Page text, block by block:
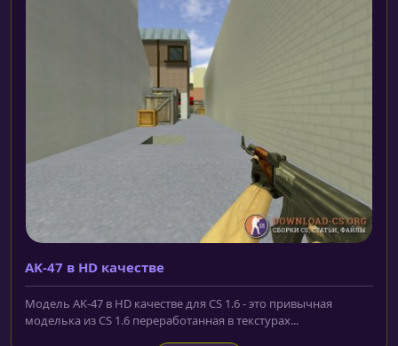
AK-47 в HD качестве
Модель AK-47 в HD качестве для CS 1.6 - это привычная
моделька из CS 1.6 переработанная в текстурах...